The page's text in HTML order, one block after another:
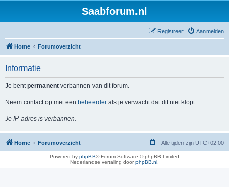
Saabforum.nl
Aanmelden
Registreer
Home Forumoverzicht
Informatie
Je bentpermanent verbannen van dit forum.
Neem contact op met een beheerder als je verwacht dat dit niet klopt.
Je IP-adres is verbannen.
Home Forumoverzicht Alle tijden zijn UTC+02:00
Powered by phpBB® Forum Software © phpBB Limited
Nederlandse vertaling doorphpBB.nl